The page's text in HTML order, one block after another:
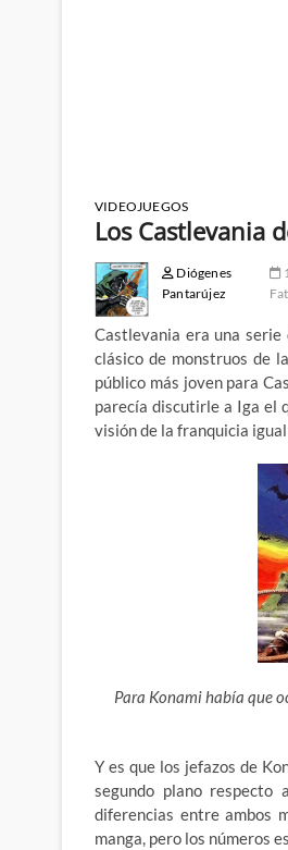
VIDEOJUEGOS
Los Castlevania
Diógenes
Pantarújez
Castlevania era una serie
clásico de monstruos de
público más joven para
parecía discutirle a Iga el
visión de la franquicia
Para Konami había que
Y es que los jefazos de
segundo plano respecto
diferencias entre ambos
manga, pero los números